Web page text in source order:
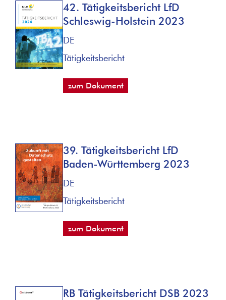
42. Tätigkeitsbericht LfD
Schleswig-Holstein 2023
DE
Tätigkeitsbericht
zum Dokument
39. Tätigkeitsbericht LfD
Baden-Württemberg 2023
DE
Tätigkeitsbericht
zum Dokument
RB Tätigkeitsbericht DSB 2023